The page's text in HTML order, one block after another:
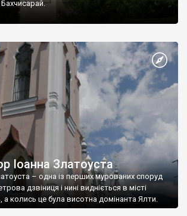
Іоанна Златоуста
– одна із перших мурованих споруд
дзвіниця і нині видніється в місті
а колись це була висотна домінанта Ялти.